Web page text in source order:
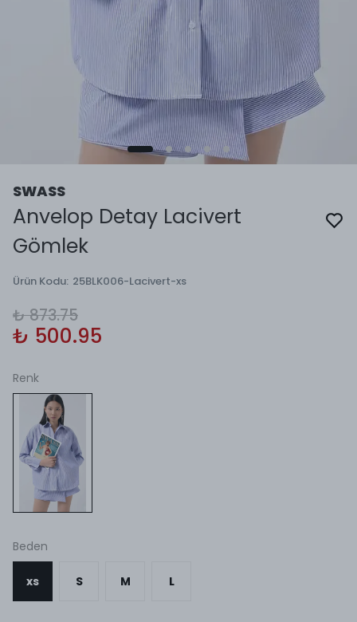
SWASS
Anvelop Detay Lacivert
Gömlek
Ürün Kodu: 25BLK006-Lacivert-xs
₺ 873.75
₺ 500.95
Renk
Beden
xs S M L